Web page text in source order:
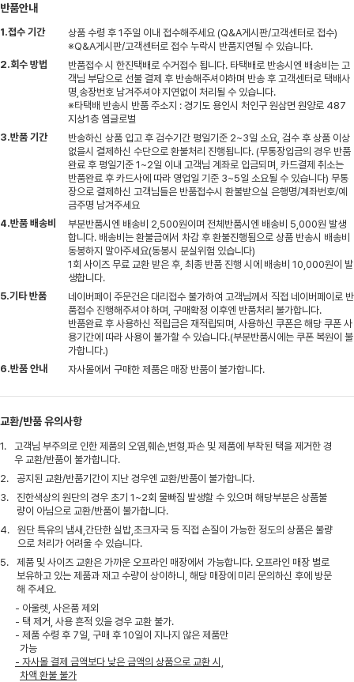
반품안내
1.접수 기간
상품 수령 후 1주일 이내 접수해주세요 (Q&A게시판/고객센터로 접수)
※Q&A게시판/고객센터로 접수 누락시 반품지연될 수 있습니다.
2.회수 방법
반품접수 시 한진택배로 수거접수 됩니다. 타택배로 반송시엔 배송비는 고
객님 부담으로 선불 결제 후 반송해주셔야하며 반송 후 고객센터로 택배사
명,송장번호 남겨주셔야 지연없이 처리될 수 있습니다.
※타택배 반송시 반품 주소지 : 경기도 용인시 처인구 원삼면 원양로 487
지상1층 엠글로벌
3.반품 기간
반송하신 상품 입고 후 검수기간 평일기준 2~3일 소요, 검수 후 상품 이상
없을시 결제하신 수단으로 환불처리 진행됩니다. (무통장입금의 경우 반품
완료 후 평일기준 1~2일 이내 고객님 계좌로 입금되며, 카드결제 취소는
반품완료 후 카드사에 따라 영업일 기준 3~5일 소요될 수 있습니다) 무통
장으로 결제하신 고객님들은 반품접수시 환불받으실 은행명/계좌번호/예
금주명 남겨주세요
4.반품 배송비
부분반품시엔 배송비 2,500원이며 전체반품시엔 배송비 5,000원 발생
합니다. 배송비는 환불금에서 차감 후 환불진행됨으로 상품 반송시 배송비
동봉하지 말아주세요(동봉시 분실위험 있습니다)
1회 사이즈 무료 교환 받은 후, 최종 반품 진행 시에 배송비 10,000원이 발
생합니다.
5.기타 반품
네이버페이 주문건은 대리접수 불가하여 고객님께서 직접 네이버페이로 반
품접수 진행해주셔야 하며, 구매확정 이후엔 반품처리 불가합니다.
반품완료 후 사용하신 적립금은 재적립되며, 사용하신 쿠폰은 해당 쿠폰 사
용기간에 따라 사용이 불가할 수 있습니다.(부분반품시에는 쿠폰 복원이 불
가합니다.)
6.반품 안내
자사몰에서 구매한 제품은 매장 반품이 불가합니다.
교환/반품 유의사항
1.
고객님 부주의로 인한 제품의 오염,훼손,변형,파손 및 제품에 부착된 택을 제거한 경
우 교환/반품이 불가합니다.
2.
공지된 교환/반품기간이 지난 경우엔 교환/반품이 불가합니다.
3.
진한색상의 원단의 경우 초기 1~2회 물빠짐 발생할 수 있으며 해당부분은 상품불
량이 아님으로 교환/반품이 불가합니다.
4.
원단 특유의 냄새,간단한 실밥,초크자국 등 직접 손질이 가능한 정도의 상품은 불량
으로 처리가 어려울 수 있습니다.
5.
제품 및 사이즈 교환은 가까운 오프라인 매장에서 가능합니다. 오프라인 매장 별로
보유하고 있는 제품과 재고 수량이 상이하니, 해당 매장에 미리 문의하신 후에 방문
해 주세요.
- 아울렛, 사은품 제외
- 택 제거, 사용 흔적 있을 경우 교환 불가.
- 제품 수령 후 7일, 구매 후 10일이 지나지 않은 제품만
가능
- 자사몰 결제 금액보다 낮은 금액의 상품으로 교환 시,
차액 환불 불가